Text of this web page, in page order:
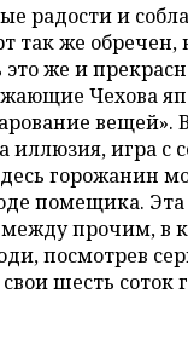
радости и
так же обречен,
же и
Чехова
вещей».
иллюзия, игра с
горожанин
помещика.
прочим, в
посмотрев
шесть соток